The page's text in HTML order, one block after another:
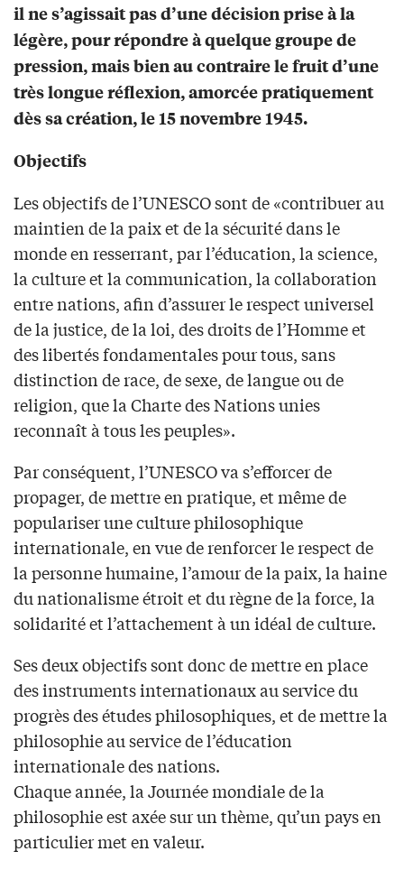
il ne s’agissait pas d’une décision prise à la
légère, pour répondre à quelque groupe de
pression, mais bien au contraire le fruit d’une
très longue réflexion, amorcée pratiquement
dès sa création, le 15 novembre 1945.
Objectifs
Les objectifs de l’UNESCO sont de «contribuer au
maintien de la paix et de la sécurité dans le
monde en resserrant, par l’éducation, la science,
la culture et la communication, la collaboration
entre nations, afin d’assurer le respect universel
de la justice, de la loi, des droits de l’Homme et
des libertés fondamentales pour tous, sans
distinction de race, de sexe, de langue ou de
religion, que la Charte des Nations unies
reconnaît à tous les peuples».
Par conséquent, l’UNESCO va s’efforcer de
propager, de mettre en pratique, et même de
populariser une culture philosophique
internationale, en vue de renforcer le respect de
la personne humaine, l’amour de la paix, la haine
du nationalisme étroit et du règne de la force, la
solidarité et l’attachement à un idéal de culture.
Ses deux objectifs sont donc de mettre en place
des instruments internationaux au service du
progrès des études philosophiques, et de mettre la
philosophie au service de l’éducation
internationale des nations.
Chaque année, la Journée mondiale de la
philosophie est axée sur un thème, qu’un pays en
particulier met en valeur.